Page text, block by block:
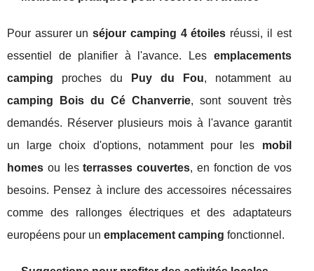
Pour assurer unséjour camping 4 étoiles réussi, il est
essentiel de planifier à l'avance. Les emplacements
camping proches du Puy du Fou, notamment au
camping Bois du Cé Chanverrie, sont souvent très
demandés. Réserver plusieurs mois à l'avance garantit
un large choix d'options, notamment pour les mobil
homes ou lesterrasses couvertes, en fonction de vos
besoins. Pensez à inclure des accessoires nécessaires
comme des rallonges électriques et des adaptateurs
européens pour un emplacement camping fonctionnel.